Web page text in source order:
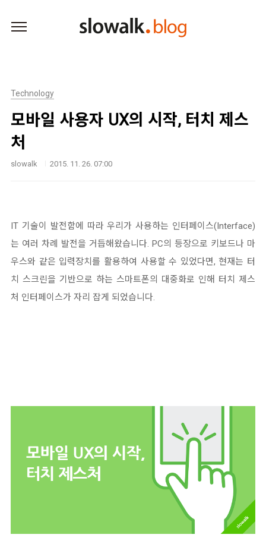
Technology
모바일 사용자 UX의 시작, 터치 제스
처
slowalk 2015. 11. 26. 07:00
IT 기술이 발전함에 따라 우리가 사용하는 인터페이스(Interface)
는 여러 차례 발전을 거듭해왔습니다. PC의 등장으로 키보드나 마
우스와 같은 입력장치를 활용하여 사용할 수 있었다면, 현재는 터
치 스크린을 기반으로 하는 스마트폰의 대중화로 인해 터치 제스
처 인터페이스가 자리 잡게 되었습니다.